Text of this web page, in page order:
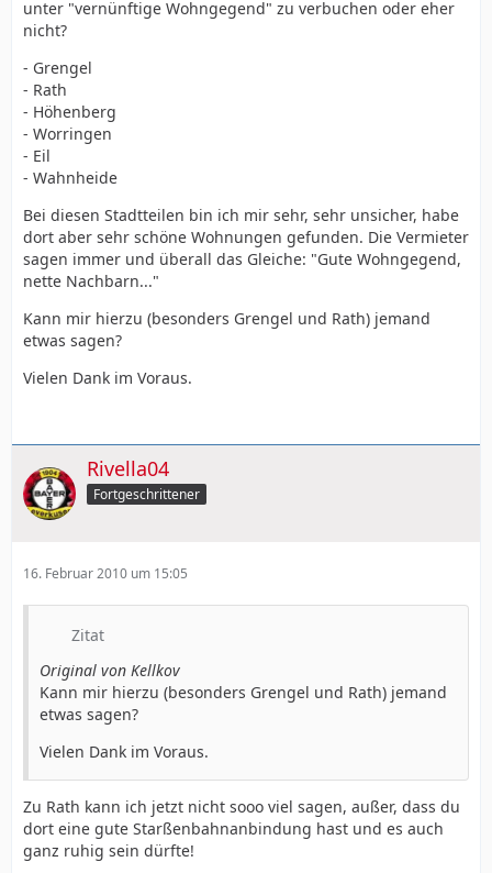
unter "vernünftige Wohngegend" zu verbuchen oder eher
nicht?
- Grengel
- Rath
- Höhenberg
- Worringen
- Eil
- Wahnheide
Bei diesen Stadtteilen bin ich mir sehr, sehr unsicher, habe
dort aber sehr schöne Wohnungen gefunden. Die Vermieter
sagen immer und überall das Gleiche: "Gute Wohngegend,
nette Nachbarn..."
Kann mir hierzu (besonders Grengel und Rath) jemand
etwas sagen?
Vielen Dank im Voraus.
Rivella04
Fortgeschrittener
16. Februar 2010 um 15:05
Zitat
Original von Kellkov
Kann mir hierzu (besonders Grengel und Rath) jemand
etwas sagen?
Vielen Dank im Voraus.
Zu Rath kann ich jetzt nicht sooo viel sagen, außer, dass du
dort eine gute Starßenbahnanbindung hast und es auch
ganz ruhig sein dürfte!